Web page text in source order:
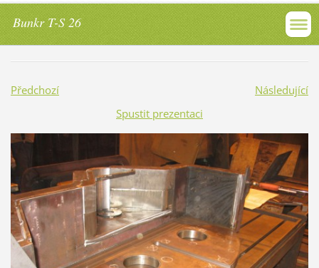
Bunkr T-S 26
Předchozí
Následující
Spustit prezentaci